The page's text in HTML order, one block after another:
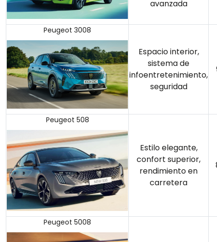
avanzada
Peugeot 3008
Espacio interior,
sistema de
infoentretenimiento,
seguridad
Peugeot 508
Estilo elegante,
confort superior,
rendimiento en
carretera
Peugeot 5008